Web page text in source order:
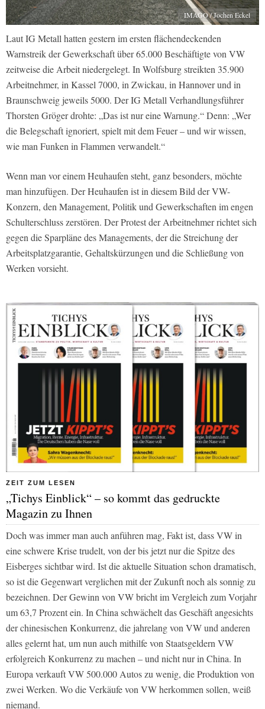
IMAGO / Jochen Eckel
Laut IG Metall hatten gestern im ersten flächendeckenden
Warnstreik der Gewerkschaft über 65.000 Beschäftigte von VW
zeitweise die Arbeit niedergelegt. In Wolfsburg streikten 35.900
Arbeitnehmer, in Kassel 7000, in Zwickau, in Hannover und in
Braunschweig jeweils 5000. Der IG Metall Verhandlungsführer
Thorsten Gröger drohte: „Das ist nur eine Warnung.“ Denn: „Wer
die Belegschaft ignoriert, spielt mit dem Feuer – und wir wissen,
wie man Funken in Flammen verwandelt.“
Wenn man vor einem Heuhaufen steht, ganz besonders, möchte
man hinzufügen. Der Heuhaufen ist in diesem Bild der VW-
Konzern, den Management, Politik und Gewerkschaften im engen
Schulterschluss zerstören. Der Protest der Arbeitnehmer richtet sich
gegen die Sparpläne des Managements, der die Streichung der
Arbeitsplatzgarantie, Gehaltskürzungen und die Schließung von
Werken vorsieht.
ZEIT ZUM LESEN
„Tichys Einblick“ – so kommt das gedruckte
Magazin zu Ihnen
Doch was immer man auch anführen mag, Fakt ist, dass VW in
eine schwere Krise trudelt, von der bis jetzt nur die Spitze des
Eisberges sichtbar wird. Ist die aktuelle Situation schon dramatisch,
so ist die Gegenwart verglichen mit der Zukunft noch als sonnig zu
bezeichnen. Der Gewinn von VW bricht im Vergleich zum Vorjahr
um 63,7 Prozent ein. In China schwächelt das Geschäft angesichts
der chinesischen Konkurrenz, die jahrelang von VW und anderen
alles gelernt hat, um nun auch mithilfe von Staatsgeldern VW
erfolgreich Konkurrenz zu machen – und nicht nur in China. In
Europa verkauft VW 500.000 Autos zu wenig, die Produktion von
zwei Werken. Wo die Verkäufe von VW herkommen sollen, weiß
niemand.